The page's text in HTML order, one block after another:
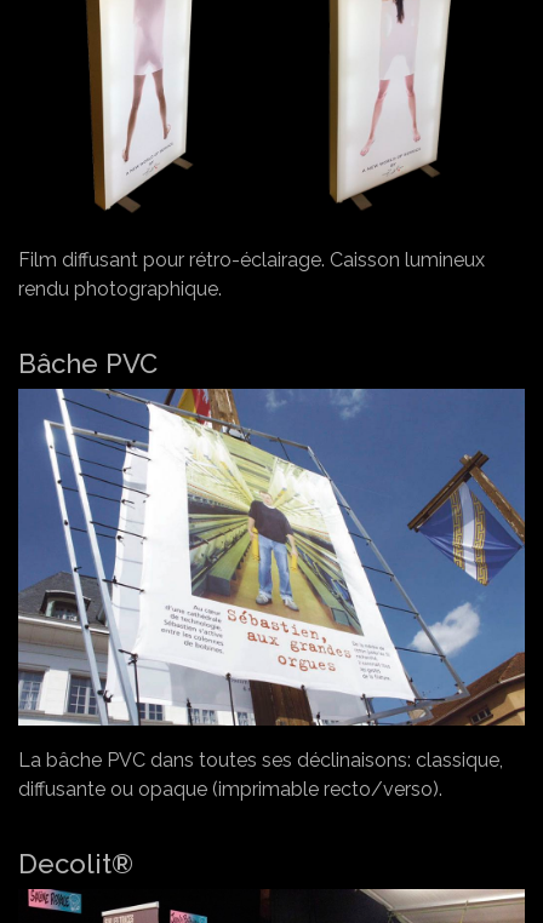
Film diffusant pour rétro-éclairage. Caisson lumineux
rendu photographique.
Bâche PVC
La bâche PVC dans toutes ses déclinaisons: classique,
diffusante ou opaque (imprimable recto/verso).
Decolit®